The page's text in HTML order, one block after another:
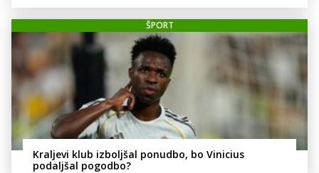
ŠPORT
Kraljevi klub izboljšal ponudbo, bo Vinicius
podaljšal pogodbo?